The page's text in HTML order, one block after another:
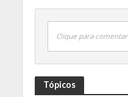
Clique para comentar
Tópicos